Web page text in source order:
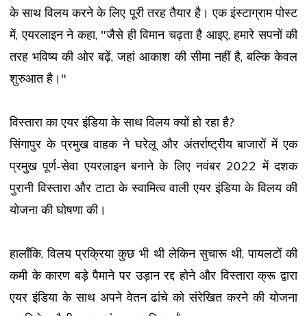
के साथ विलय करने के लिए पूरी तरह तैयार है। एक इंस्टाग्राम पोस्ट
में, एयरलाइन ने कहा, "जैसे ही विमान चढ़ता है आइए, हमारे सपनों की
तरह भविष्य की ओर बढ़ें, जहां आकाश की सीमा नहीं है, बल्कि केवल
शुरुआत है।"
विस्तारा का एयर इंडिया के साथ विलय क्यों हो रहा है?
सिंगापुर के प्रमुख वाहक ने घरेलू और अंतर्राष्ट्रीय बाजारों में एक
प्रमुख पूर्ण-सेवा एयरलाइन बनाने के लिए नवंबर 2022 में दशक
पुरानी विस्तारा और टाटा के स्वामित्व वाली एयर इंडिया के विलय की
योजना की घोषणा की।
हालाँकि, विलय प्रक्रिया कुछ भी थी लेकिन सुचारू थी, पायलटों की
कमी के कारण बड़े पैमाने पर उड़ान रद्द होने और विस्तारा क्रू द्वारा
एयर इंडिया के साथ अपने वेतन ढांचे को संरेखित करने की योजना